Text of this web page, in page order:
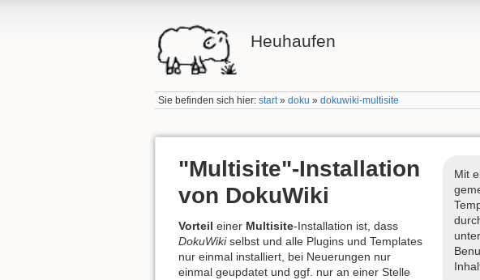
Heuhaufen
Sie befinden sich hier:start»doku »dokuwiki-multisite
Mit
"Multisite"-Installation
von DokuWiki
Vorteil einer Multisite-Installation ist, dass
DokuWikiselbst und alle Plugins und Templates
nur einmal installiert, bei Neuerungen nur
einmal geupdatet und ggf. nur an einer Stelle